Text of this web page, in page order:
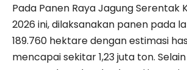
Pada Panen Raya Jagung Serentak
2026 ini, dilaksanakan panen pada
189.760 hektare dengan estimasi
mencapai sekitar 1,23 juta ton.